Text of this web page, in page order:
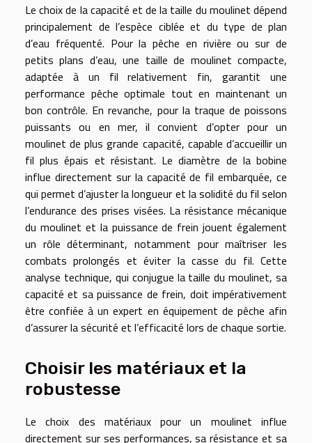
Le choix de la capacité et de la taille du moulinet dépend
principalement de l’espèce ciblée et du type de plan
d’eau fréquenté. Pour la pêche en rivière ou sur de
petits plans d’eau, une taille de moulinet compacte,
adaptée à un fil relativement fin, garantit une
performance pêche optimale tout en maintenant un
bon contrôle. En revanche, pour la traque de poissons
puissants ou en mer, il convient d’opter pour un
moulinet de plus grande capacité, capable d’accueillir un
fil plus épais et résistant. Le diamètre de la bobine
influe directement sur la capacité de fil embarquée, ce
qui permet d’ajuster la longueur et la solidité du fil selon
l’endurance des prises visées. La résistance mécanique
du moulinet et la puissance de frein jouent également
un rôle déterminant, notamment pour maîtriser les
combats prolongés et éviter la casse du fil. Cette
analyse technique, qui conjugue la taille du moulinet, sa
capacité et sa puissance de frein, doit impérativement
être confiée à un expert en équipement de pêche afin
d’assurer la sécurité et l’efficacité lors de chaque sortie.
Choisir les matériaux et la
robustesse
Le choix des matériaux pour un moulinet influe
directement sur ses performances, sa résistance et sa